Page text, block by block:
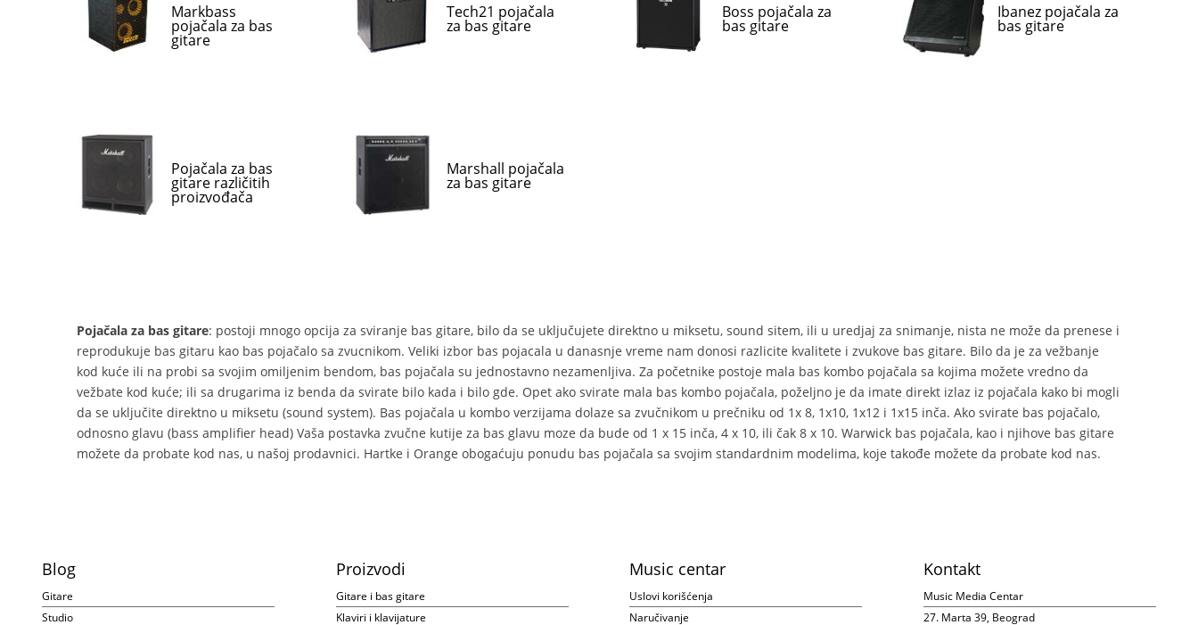
Markbass
pojačala za bas
gitare
Tech21 pojačala
za bas gitare
Boss pojačala za
bas gitare
Ibanez pojačala za
bas gitare
Pojačala za bas
gitare različitih
proizvođača
Marshall pojačala
za bas gitare
Pojačala za bas gitare: postoji mnogo opcija za sviranje bas gitare, bilo da se uključujete direktno u miksetu, sound sitem, ili u uredjaj za snimanje, nista ne može da prenese i
reprodukuje bas gitaru kao bas pojačalo sa zvucnikom. Veliki izbor bas pojacala u danasnje vreme nam donosi razlicite kvalitete i zvukove bas gitare. Bilo da je za vežbanje
kod kuće ili na probi sa svojim omiljenim bendom, bas pojačala su jednostavno nezamenljiva. Za početnike postoje mala bas kombo pojačala sa kojima možete vredno da
vežbate kod kuće; ili sa drugarima iz benda da svirate bilo kada i bilo gde. Opet ako svirate mala bas kombo pojačala, poželjno je da imate direkt izlaz iz pojačala kako bi mogli
da se uključite direktno u miksetu (sound system). Bas pojačala u kombo verzijama dolaze sa zvučnikom u prečniku od 1x 8, 1x10, 1x12 i 1x15 inča. Ako svirate bas pojačalo,
odnosno glavu (bass amplifier head) Vaša postavka zvučne kutije za bas glavu moze da bude od 1 x 15 inča, 4 x 10, ili čak 8 x 10. Warwick bas pojačala, kao i njihove bas gitare
možete da probate kod nas, u našoj prodavnici. Hartke i Orange obogaćuju ponudu bas pojačala sa svojim standardnim modelima, koje takođe možete da probate kod nas.
Blog
Gitare
Studio
Proizvodi
Gitare i bas gitare
Klaviri i klavijature
Music centar
Uslovi korišćenja
Naručivanje
Kontakt
Music Media Centar
27. Marta 39, Beograd